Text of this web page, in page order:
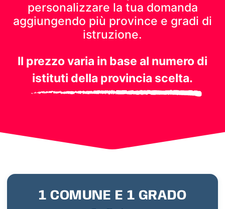
personalizzare la tua domanda
aggiungendo più province e gradi di
istruzione.
Il prezzo varia in base al numero di
istituti della provincia scelta.
1 COMUNE E 1 GRADO